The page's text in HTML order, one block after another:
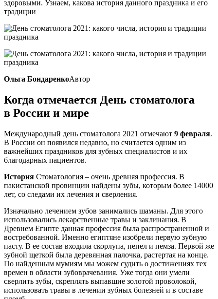
здоровыми. Узнаем, какова история данного праздника и его
традиции
Ольга БондаренкоАвтор
Когда отмечается День стоматолога
в России и мире
Международный день стоматолога 2021 отмечают 9 февраля.
В России он появился недавно, но считается одним из
важнейших праздников для зубных специалистов и их
благодарных пациентов.
История Стоматология – очень древняя профессия. В
пакистанской провинции найдены зубы, которым более 14000
лет, со следами их лечения и сверления.
Изначально лечением зубов занимались шаманы. Для этого
использовались лекарственные травы и заклинания. В
Древнем Египте данная профессия была распространенной и
востребованной. Именно египтяне изобрели первую зубную
пасту. В ее состав входила скорлупа, пепел и пемза. Первой же
зубной щеткой была деревянная палочка, растертая на конце.
По найденным мумиям мы можем судить о достижениях тех
времен в области зубоврачевания. Уже тогда они умели
сверлить зубы, скреплять выпавшие золотой проволокой,
использовать травы в лечении зубных болезней и в составе